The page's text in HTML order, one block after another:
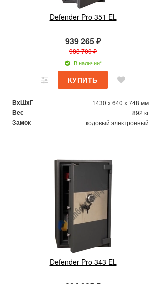
Defender Pro 351 EL
939 265 ₽
988 700 ₽
В наличии*
ВxШxГ 1430 x 640 x 748 мм
Вес 892 кг
Замок кодовый электронный
Defender Pro 343 EL